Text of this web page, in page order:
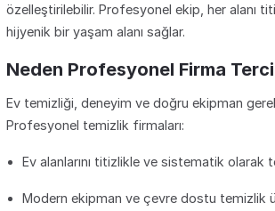
özelleştirilebilir. Profesyonel ekip, her alanı
hijyenik bir yaşam alanı sağlar.
Neden Profesyonel Firma
Ev temizliği, deneyim ve doğru ekipman
Profesyonel temizlik firmaları:
Ev alanlarını titizlikle ve sistematik olarak
Modern ekipman ve çevre dostu temizlik